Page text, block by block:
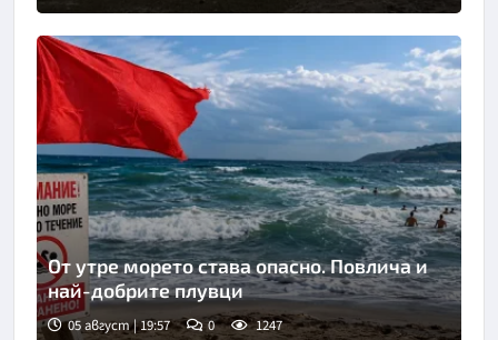
От утре морето става опасно. Повлича и
най-добрите плувци
05 август | 19:57 0 1247